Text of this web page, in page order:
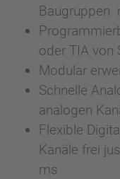
Baugruppen
oder TIA von
Modular
Schnelle
analogen
Flexible
Kanäle frei
ms